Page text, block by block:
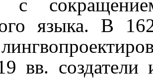
с
языка. В
вв. создатели